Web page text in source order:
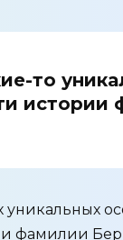
то
истории
уникальных
фамилии